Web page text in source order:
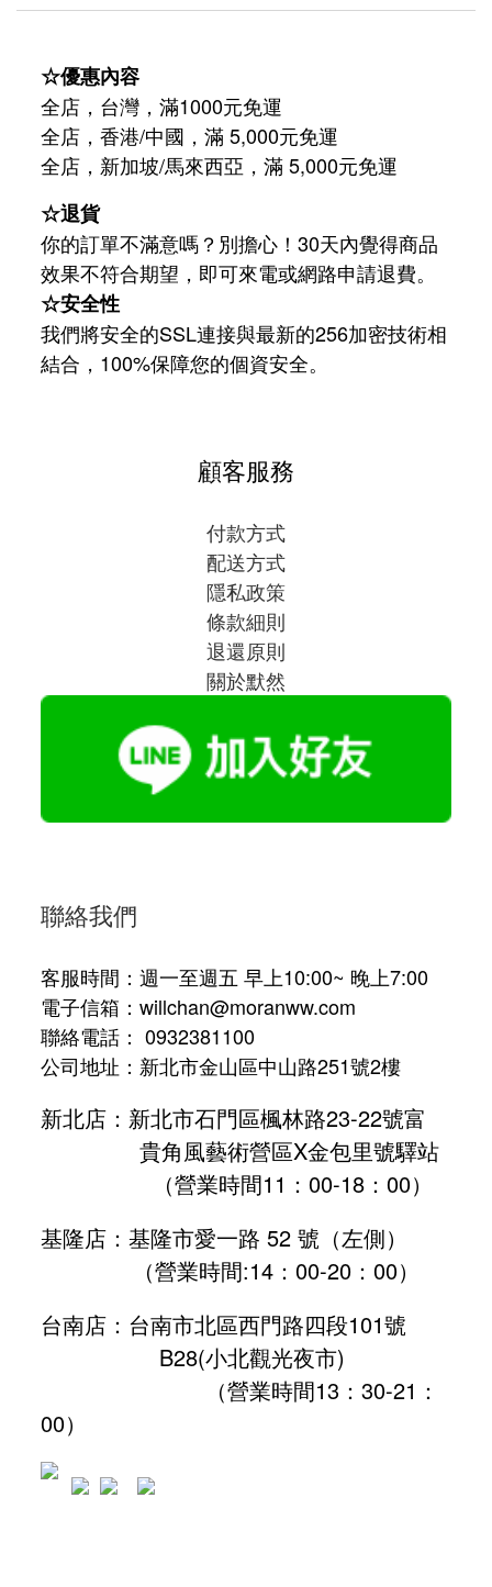
☆優惠內容
全店，台灣，滿1000元免運
全店，香港/中國，滿 5,000元免運
全店，新加坡/馬來西亞，滿 5,000元免運
☆退貨
你的訂單不滿意嗎？別擔心！30天內覺得商品
效果不符合期望，即可來電或網路申請退費。
☆安全性
我們將安全的SSL連接與最新的256加密技術相
結合，100%保障您的個資安全。
顧客服務
付款方式
配送方式
隱私政策
條款細則
退還原則
關於默然
聯絡我們
客服時間：週一至週五 早上10:00~ 晚上7:00
電子信箱：willchan@moranww.com
聯絡電話： 0932381100
公司地址：新北市金山區中山路251號2樓
新北店：新北市石門區楓林路23-22號富
貴角風藝術營區X金包里號驛站
（營業時間11：00-18：00）
基隆店：基隆市愛一路 52 號（左側）
（營業時間:14：00-20：00）
台南店：台南市北區西門路四段101號
B28(小北觀光夜市)
（營業時間13：30-21：
00）